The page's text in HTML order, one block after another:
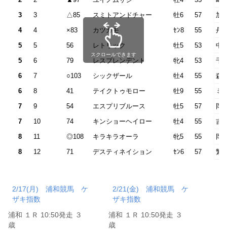
3
3 △85 スミトアンドチャー 牡6 57
加
4
4 ×83 カツカモ ｾﾝ8 55
丹
5
5 56 レトリック 牡5 53
中
5
6 79 レスプレンデント 牝4 53
千
6
7 ○103 シックザール 牡4 55
森
6
8 41 テイクトゥモロー 牡9 55
ミ
7
9 54 エスプリブルース 牡5 57
岡
7
10 74 キンショーヘイロー 牡4 55
吉
8
11 ◎108 キラキラオーラ 牝5 55
岡
8
12 71 デスティネイション ｾﾝ6 57 繁
スクロールできます
2/17(月) 浦和競馬 ケ
ザキ指数
浦和 １Ｒ 10:50発走 ３
歳
2/21(金) 浦和競馬 ケ
ザキ指数
浦和 １Ｒ 10:50発走 ３
歳